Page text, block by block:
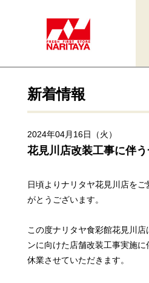
新着情報
2024年04月16日（火）
花見川店改装工事に伴
日頃よりナリタヤ花見川店を
がとうございます。
この度ナリタヤ食彩館花見川
ンに向けた店舗改装工事実施
休業させていただきます。